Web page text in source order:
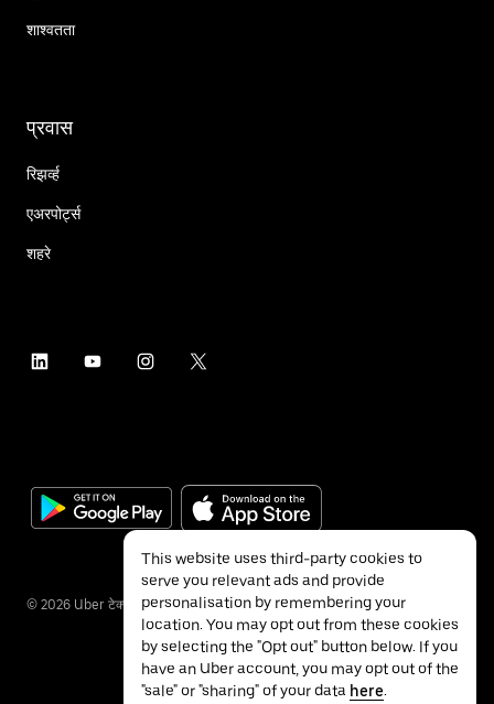
शाश्वतता
प्रवास
रिझर्व्ह
एअरपोर्ट्स
शहरे
© 2026 Uber टेक्नॉलॉजीज इंक.
This website uses third-party cookies to
serve you relevant ads and provide
personalisation by remembering your
location. You may opt out from these cookies
by selecting the "Opt out" button below. If you
have an Uber account, you may opt out of the
"sale" or "sharing" of your data here.